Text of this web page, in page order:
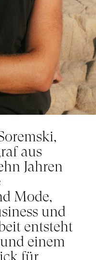
aus
Jahren
Mode,
und
entsteht
einem
für